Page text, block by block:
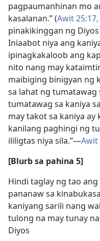
pagpaumanhinan mo
kasalanan.” (Awit
pinakikinggan ng
Iniaabot niya ang
ipinagkakaloob ang
nito nang may
maibiging binigyan ng
sa lahat ng tumatawag
tumatawag sa kaniya
may takot sa kaniya ay
kanilang paghingi ng
ililigtas niya sila.”​—Awit
[Blurb sa pahina 5]
Hindi taglay ng tao
pananaw sa
kaniyang sarili nang
tulong na may tunay
Diyos